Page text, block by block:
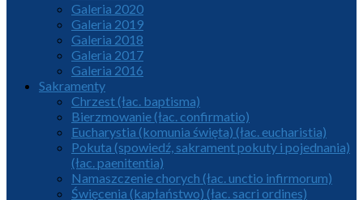
Galeria 2020
Galeria 2019
Galeria 2018
Galeria 2017
Galeria 2016
Sakramenty
Chrzest (łac. baptisma)
Bierzmowanie (łac. confirmatio)
Eucharystia (komunia święta) (łac. eucharistia)
Pokuta (spowiedź, sakrament pokuty i pojednania)
(łac. paenitentia)
Namaszczenie chorych (łac. unctio infirmorum)
Święcenia (kapłaństwo) (łac. sacri ordines)